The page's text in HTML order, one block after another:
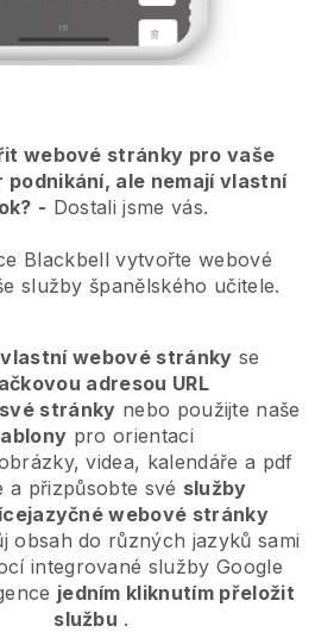
webové stránky pro vaše
ale nemají vlastní
- Dostali jsme vás.
Blackbell vytvořte webové
služby španělského učitele.
vlastní webové stránky se
adresou URL
stránky nebo použijte naše
pro orientaci
videa, kalendáře a pdf
a přizpůsobte své služby
webové stránky
obsah do různých jazyků sami
integrované služby Google
jedním kliknutím přeložit
službu .